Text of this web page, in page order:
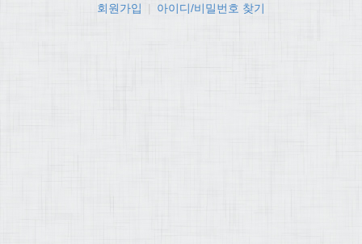
회원가입 아이디/비밀번호 찾기